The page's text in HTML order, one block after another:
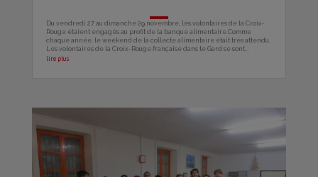
Du vendredi 27 au dimanche 29 novembre, les volontaires de la Croix-
Rouge étaient engagés au profit de la banque alimentaire.Comme
chaque année, le weekend de la collecte alimentaire était très attendu.
Les volontaires de la Croix-Rouge française dans le Gard se sont...
lire plus